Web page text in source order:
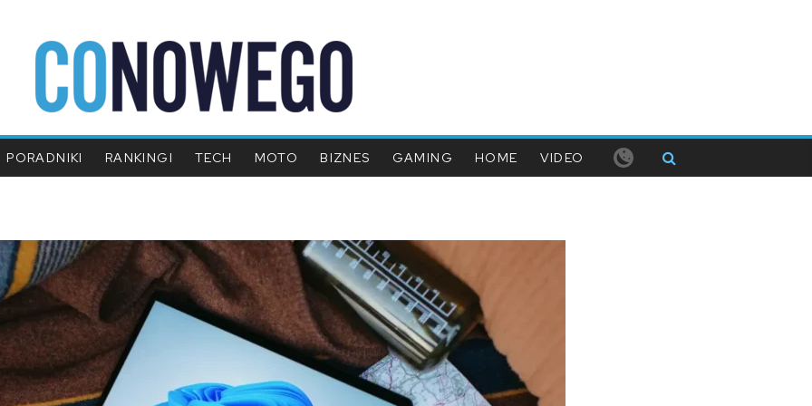
PORADNIKI RANKINGI TECH MOTO BIZNES GAMING HOME VIDEO